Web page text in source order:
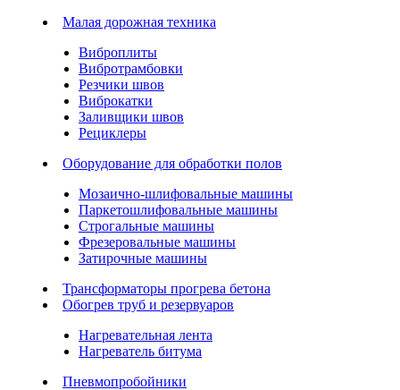
Малая дорожная техника
Виброплиты
Вибротрамбовки
Резчики швов
Виброкатки
Заливщики швов
Рециклеры
Оборудование для обработки полов
Мозаично-шлифовальные машины
Паркетошлифовальные машины
Строгальные машины
Фрезеровальные машины
Затирочные машины
Трансформаторы прогрева бетона
Обогрев труб и резервуаров
Нагревательная лента
Нагреватель битума
Пневмопробойники